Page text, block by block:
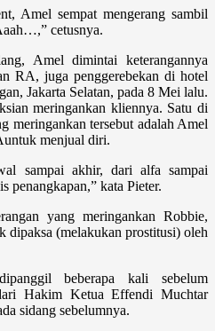
Amel sempat mengerang sambil
cetusnya.
Amel dimintai keterangannya
RA, juga penggerebekan di hotel
Jakarta Selatan, pada 8 Mei lalu.
meringankan kliennya. Satu di
meringankan tersebut adalah Amel
menjual diri.
sam­pai akhir, dari alfa sampai
penangkapan,” kata Pieter.
yang meringankan Robbie,
dipaksa (melakukan prostitusi) oleh
beberapa kali sebelum
Hakim Ketua Effendi Muchtar
sidang sebelumnya.